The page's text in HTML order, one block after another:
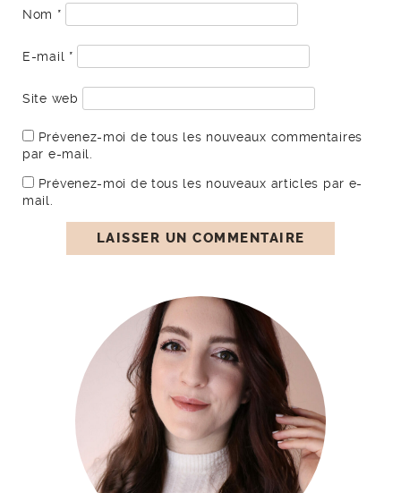
Nom *
E-mail *
Site web
Prévenez-moi de tous les nouveaux commentaires
par e-mail.
Prévenez-moi de tous les nouveaux articles par e-
mail.